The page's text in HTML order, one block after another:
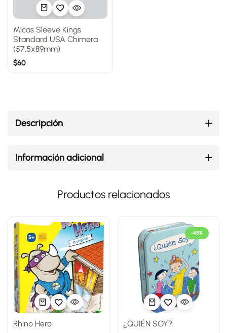
Micas Sleeve Kings
Standard USA Chimera
(57.5x89mm)
$60
Descripción
Información adicional
Productos relacionados
Rhino Hero
-45%
¿QUIÉN SOY?